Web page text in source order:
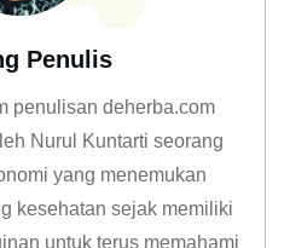
Penulis
penulisan deherba.com
Nurul Kuntarti seorang
yang menemukan
kesehatan sejak memiliki
untuk terus memahami